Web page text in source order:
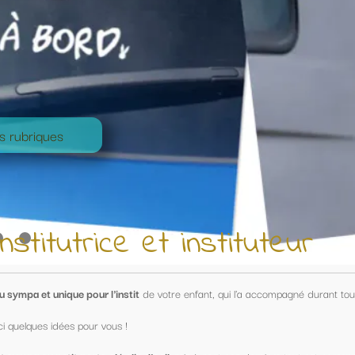
qui l'a accompagné durant toute une année !